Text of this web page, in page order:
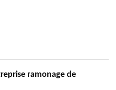
ramonage de